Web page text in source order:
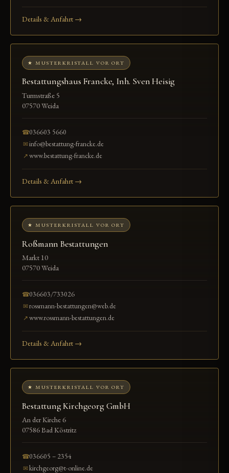
Details & Anfahrt →
★ MUSTERKRISTALL VOR ORT
Bestattungshaus Francke, Inh. Sven Heisig
Turmstraße 5
07570 Weida
☎036603 5660
✉info@bestattung-francke.de
↗www.bestattung-francke.de
Details & Anfahrt →
★ MUSTERKRISTALL VOR ORT
Roßmann Bestattungen
Markt 10
07570 Weida
☎036603/733026
✉rossmann-bestattungen@web.de
↗www.rossmann-bestattungen.de
Details & Anfahrt →
★ MUSTERKRISTALL VOR ORT
Bestattung Kirchgeorg GmbH
An der Kirche 6
07586 Bad Köstritz
☎036605 – 2354
✉kirchgeorg@t-online.de